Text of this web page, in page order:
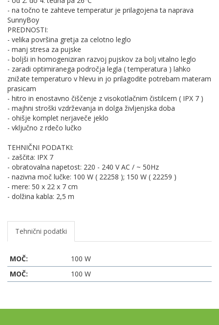
- na točno te zahteve temperatur je prilagojena ta naprava
SunnyBoy
PREDNOSTI:
- velika površina gretja za celotno leglo
- manj stresa za pujske
- boljši in homogeniziran razvoj pujskov za bolj vitalno leglo
- zaradi optimiranega področja legla ( temperatura ) lahko
znižate temperaturo v hlevu in jo prilagodite potrebam materam
prasicam
- hitro in enostavno čiščenje z visokotlačnim čistilcem ( IPX 7 )
- majhni stroški vzdrževanja in dolga življenjska doba
- ohišje komplet nerjaveče jeklo
- vključno z rdečo lučko
TEHNIČNI PODATKI:
- zaščita: IPX 7
- obratovalna napetost: 220 - 240 V AC / ~ 50Hz
- nazivna moč lučke: 100 W ( 22258 ); 150 W ( 22259 )
- mere: 50 x 22 x 7 cm
- dolžina kabla: 2,5 m
Tehnični podatki
MOČ:
100 W
MOČ:
100 W